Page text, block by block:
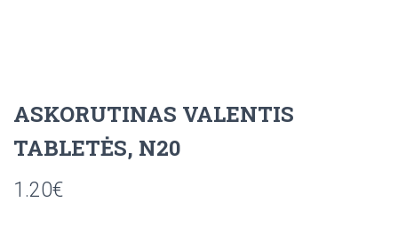
ASKORUTINAS VALENTIS
TABLETĖS, N20
1.20€